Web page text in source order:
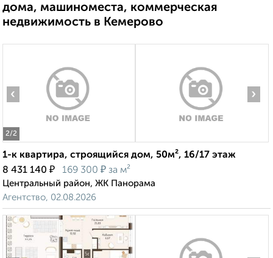
дома, машиноместа, коммерческая
недвижимость в Кемерово
2/2
‹ ›
1-к квартира, строящийся дом, 50м², 16/17 этаж
8 431 140 ₽ 169 300 ₽ за м²
Центральный район, ЖК Панорама
Агентство, 02.08.2026